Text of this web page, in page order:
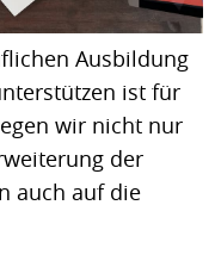
Ausbildung
ist für
wir nicht nur
der
auch auf die